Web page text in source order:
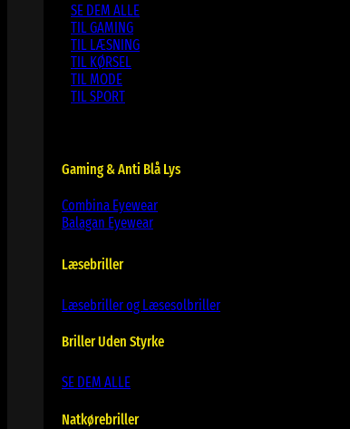
SE DEM ALLE
TIL GAMING
TIL LÆSNING
TIL KØRSEL
TIL MODE
TIL SPORT
Gaming & Anti Blå Lys
Combina Eyewear
Balagan Eyewear
Læsebriller
Læsebriller og Læsesolbriller
Briller Uden Styrke
SE DEM ALLE
Natkørebriller